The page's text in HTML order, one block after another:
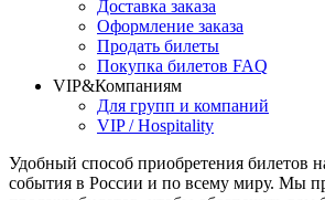
Доставка заказа
Оформление заказа
Продать билеты
Покупка билетов FAQ
VIP&Компаниям
Для групп и компаний
VIP / Hospitality
Удобный способ приобретения билетов
события в России и по всему миру. Мы